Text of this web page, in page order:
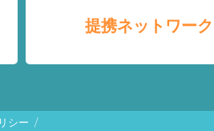
提携ネットワーク
シー